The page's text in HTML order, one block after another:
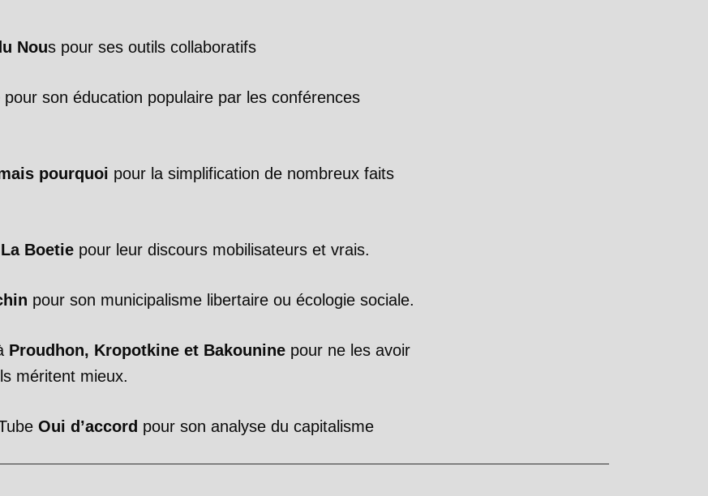
Nous pour ses outils collaboratifs
pour son éducation populaire par les conférences
pourquoi pour la simplification de nombreux faits
Boetie pour leur discours mobilisateurs et vrais.
pour son municipalisme libertaire ou écologie sociale.
Proudhon, Kropotkine et Bakounine pour ne les avoir
méritent mieux.
Oui d’accord pour son analyse du capitalisme